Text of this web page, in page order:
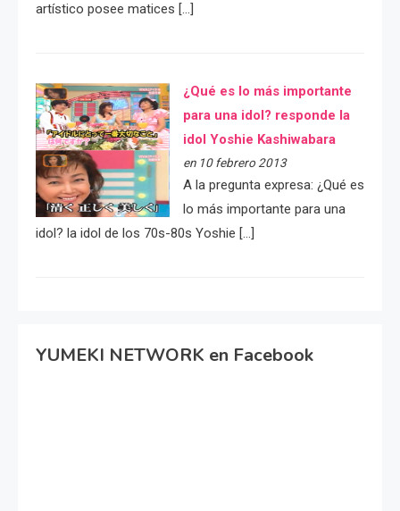
artístico posee matices […]
¿Qué es lo más importante
para una idol? responde la
idol Yoshie Kashiwabara
en 10 febrero 2013
A la pregunta expresa: ¿Qué es
lo más importante para una
idol? la idol de los 70s-80s Yoshie […]
YUMEKI NETWORK en Facebook